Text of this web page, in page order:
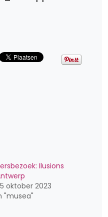
Ilusions
oktober 2023
"musea"